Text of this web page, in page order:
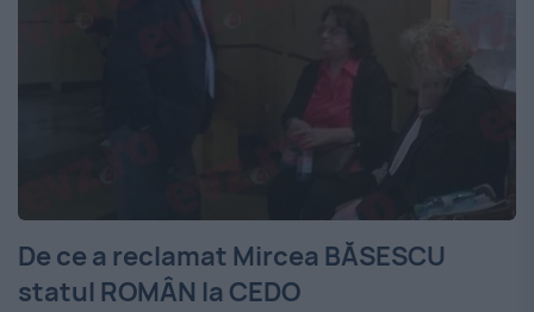
De ce a reclamat Mircea BĂSESCU
statul ROMÂN la CEDO